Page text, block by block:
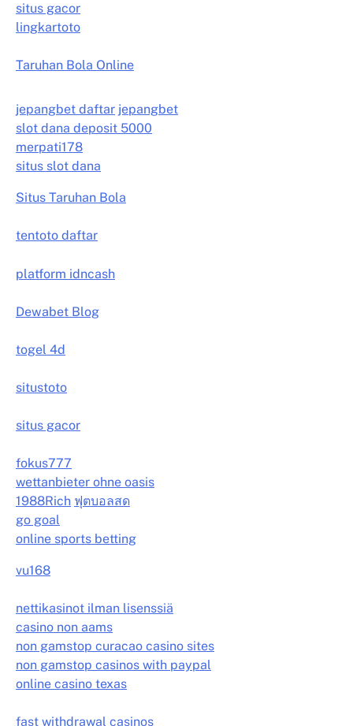
situs gacor
lingkartoto
Taruhan Bola Online
jepangbet daftar jepangbet
slot dana deposit 5000
merpati178
situs slot dana
Situs Taruhan Bola
tentoto daftar
platform idncash
Dewabet Blog
togel 4d
situstoto
situs gacor
fokus777
wettanbieter ohne oasis
1988Rich ฟุตบอลสด
go goal
online sports betting
vu168
nettikasinot ilman lisenssiä
casino non aams
non gamstop curacao casino sites
non gamstop casinos with paypal
online casino texas
fast withdrawal casinos